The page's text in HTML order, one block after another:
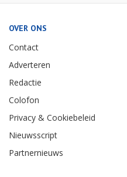
OVER ONS
Contact
Adverteren
Redactie
Colofon
Privacy & Cookiebeleid
Nieuwsscript
Partnernieuws